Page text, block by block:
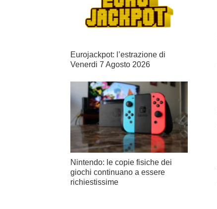
Eurojackpot: l’estrazione di
Venerdi 7 Agosto 2026
Nintendo: le copie fisiche dei
giochi continuano a essere
richiestissime